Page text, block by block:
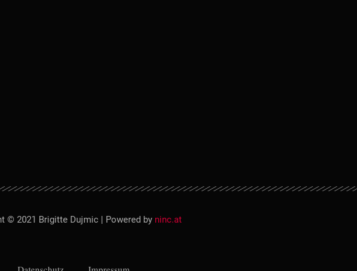
© 2021 Brigitte Dujmic | Powered by ninc.at